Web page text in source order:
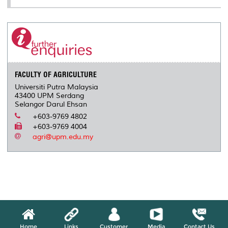
FACULTY OF AGRICULTURE
Universiti Putra Malaysia
43400 UPM Serdang
Selangor Darul Ehsan
+603-9769 4802
+603-9769 4004
agri@upm.edu.my
Home Links Customer Media Contact Us